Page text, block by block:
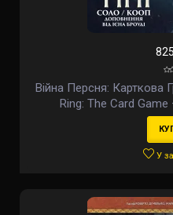
Війна Персня: Карткова
Ring: The Card
У